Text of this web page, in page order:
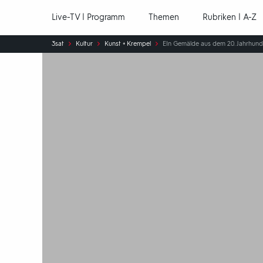
Live-TV | Programm Themen Rubriken | A-Z
Sie
sind
3sat Kultur Kunst + Krempel EIn Gemälde aus dem 20.